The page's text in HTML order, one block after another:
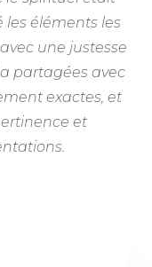
éléments les
une justesse
a partagées avec
exactes, et
et